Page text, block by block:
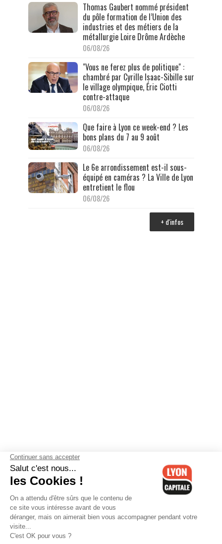
Thomas Gaubert nommé président
du pôle formation de l’Union des
industries et des métiers de la
métallurgie Loire Drôme Ardèche
06/08/26
"Vous ne ferez plus de politique" :
chambré par Cyrille Isaac-Sibille sur
le village olympique, Éric Ciotti
contre-attaque
06/08/26
Que faire à Lyon ce week-end ? Les
bons plans du 7 au 9 août
06/08/26
Le 6e arrondissement est-il sous-
équipé en caméras ? La Ville de Lyon
entretient le flou
06/08/26
+ d'infos